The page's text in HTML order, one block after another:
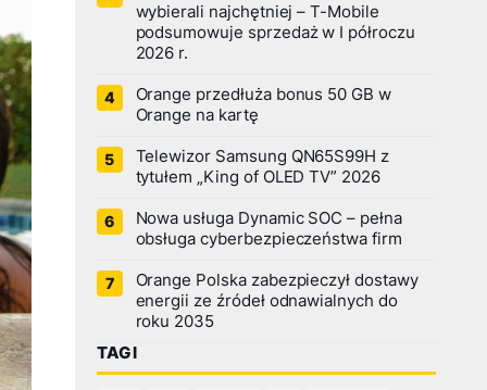
wybierali najchętniej – T-Mobile
podsumowuje sprzedaż w I półroczu
2026 r.
Orange przedłuża bonus 50 GB w
Orange na kartę
Telewizor Samsung QN65S99H z
tytułem „King of OLED TV” 2026
Nowa usługa Dynamic SOC – pełna
obsługa cyberbezpieczeństwa firm
Orange Polska zabezpieczył dostawy
energii ze źródeł odnawialnych do
roku 2035
TAGI